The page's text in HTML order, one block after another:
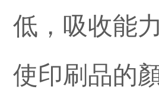
低，吸收能
使印刷品的